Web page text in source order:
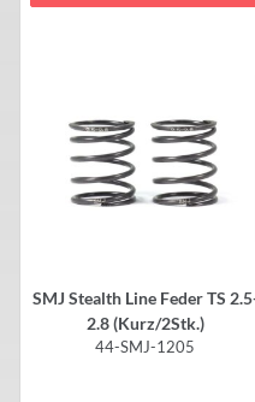
SMJ Stealth Line Feder TS
2.8 (Kurz/2Stk.)
44-SMJ-1205